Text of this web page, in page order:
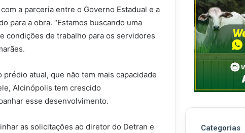
a parceria entre o Governo Estadual e a
para a obra. “Estamos buscando uma
condições de trabalho para os servidores
atual, que não tem mais capacidade
Alcinópolis tem crescido
esse desenvolvimento.
as solicitações ao diretor do Detran e
Categorias